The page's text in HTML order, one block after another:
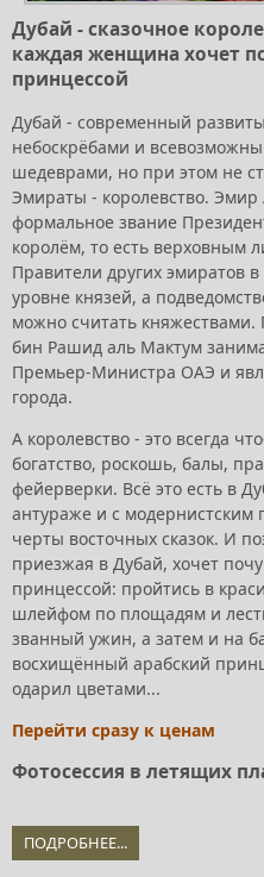
Дубай - сказочное
каждая женщина хочет
принцессой
Дубай - современный
небоскрёбами и
шедеврами, но при этом не
Эмираты - королевство. Эмир
формальное звание
королём, то есть верховным
Правители других эмиратов
уровне князей, а
можно считать
бин Рашид аль Мактум
Премьер-Министра ОАЭ и
города.
А королевство - это всегда
богатство, роскошь, балы,
фейерверки. Всё это есть в
антураже и с модернистским
черты восточных сказок. И
приезжая в Дубай, хочет
принцессой: пройтись в
шлейфом по площадям и
званный ужин, а затем и на
восхищённый арабский
одарил цветами...
Перейти сразу к ценам
Фотосессия в летящих
ПОДРОБНЕЕ...